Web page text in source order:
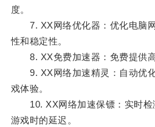
度。
7. XX网络优化器：优化电脑网
性和稳定性。
8. XX免费加速器：免费提供高
9. XX网络加速精灵：自动优化
戏体验。
10. XX网络加速保镖：实时检
游戏时的延迟。